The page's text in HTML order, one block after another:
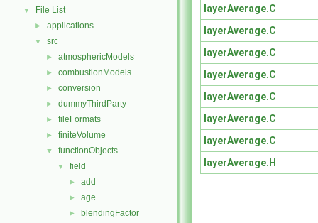
▼ File List
► applications
▼ src
► atmosphericModels
► combustionModels
► conversion
► dummyThirdParty
► fileFormats
► finiteVolume
▼ functionObjects
▼ field
► add
► age
► blendingFactor
layerAverage.C
layerAverage.C
layerAverage.C
layerAverage.C
layerAverage.C
layerAverage.C
layerAverage.C
layerAverage.H